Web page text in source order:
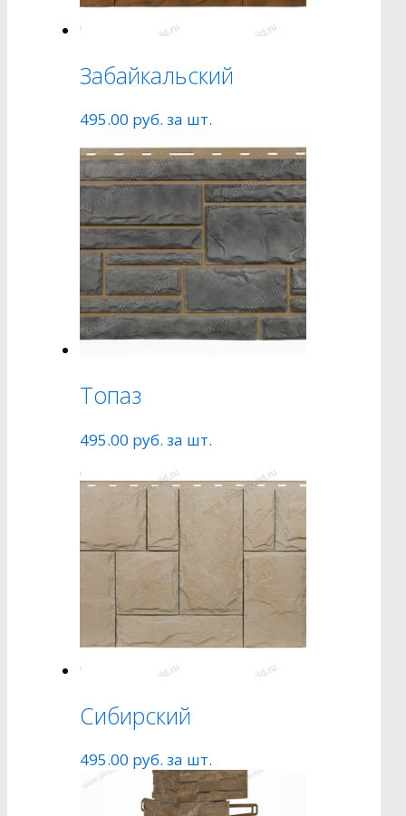
Забайкальский
495.00 руб. за шт.
Топаз
495.00 руб. за шт.
Сибирский
495.00 руб. за шт.